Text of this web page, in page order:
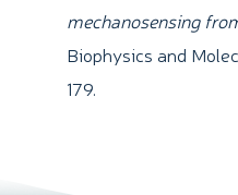
mechanosensing
Biophysics and
179.